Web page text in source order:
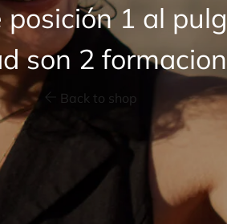
1 al
son 2
Back to shop